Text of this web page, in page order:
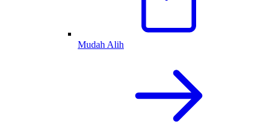
Mudah Alih